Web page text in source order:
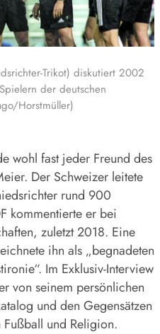
Trikot) diskutiert 2002
der deutschen
Horstmüller)
wohl fast jeder Freund des
Der Schweizer leitete
rund 900
kommentierte er bei
zuletzt 2018. Eine
ihn als „begnadeten
Im Exklusiv-Interview
von seinem persönlichen
und den Gegensätzen
und Religion.